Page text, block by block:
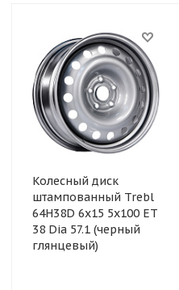
Колесный диск
штампованный Trebl
64H38D 6x15 5x100 ET
38 Dia 57.1 (черный
глянцевый)